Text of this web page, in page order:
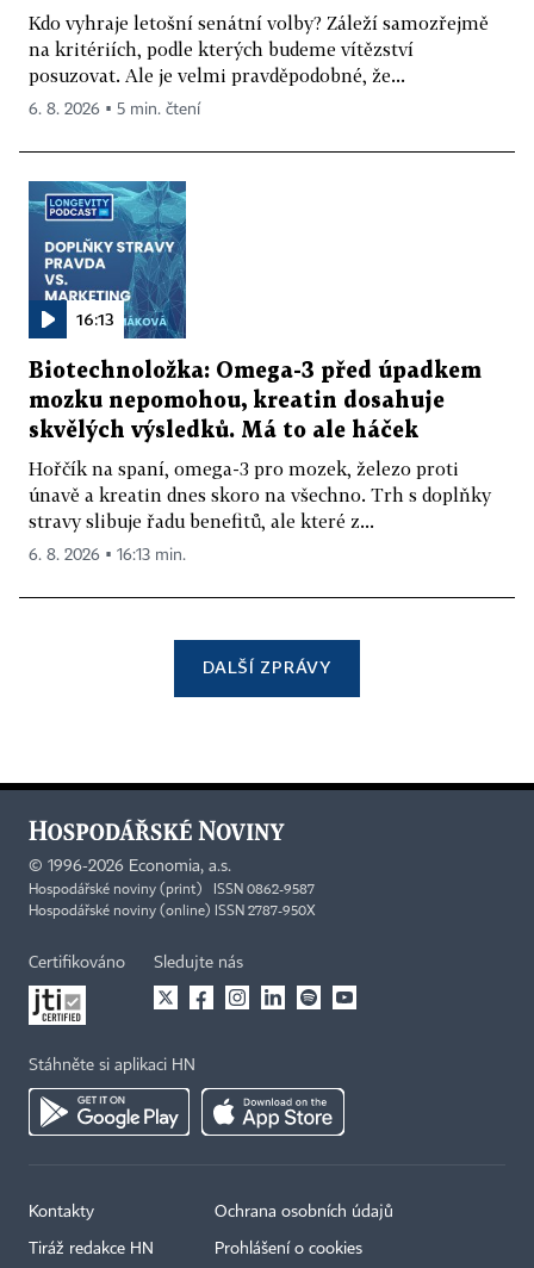
Kdo vyhraje letošní senátní volby? Záleží samozřejmě
na kritériích, podle kterých budeme vítězství
posuzovat. Ale je velmi pravděpodobné, že...
6. 8. 2026 ▪ 5 min. čtení
16:13
Biotechnoložka: Omega-3 před úpadkem
mozku nepomohou, kreatin dosahuje
skvělých výsledků. Má to ale háček
Hořčík na spaní, omega-3 pro mozek, železo proti
únavě a kreatin dnes skoro na všechno. Trh s doplňky
stravy slibuje řadu benefitů, ale které z...
6. 8. 2026 ▪ 16:13 min.
DALŠÍ ZPRÁVY
© 1996-2026 Economia, a.s.
Hospodářské noviny (print) ISSN 0862-9587
Hospodářské noviny (online) ISSN 2787-950X
Certifikováno Sledujte nás
Stáhněte si aplikaci HN
Kontakty
Tiráž redakce HN
Ochrana osobních údajů
Prohlášení o cookies